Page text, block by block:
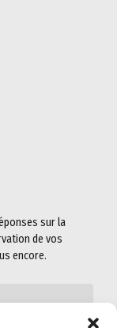
sur la
de vos
encore.